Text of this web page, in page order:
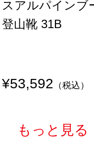
スアルパインブ
登山靴 31B
¥53,592 （税込）
もっと見る